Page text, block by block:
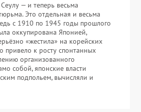
— и теперь весьма
Это отдельная и весьма
с 1910 по 1945 годы прошлого
оккупирована Японией,
«жестила» на корейских
привело к росту спонтанных
организованного
собой, японские власти
подпольем, вычисляли и